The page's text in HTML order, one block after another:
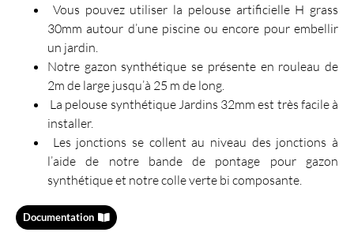
Vous pouvez utiliser la pelouse artificielle H grass
30mm autour d’une piscine ou encore pour embellir
un jardin.
Notre gazon synthétique se présente en rouleau de
2m de large jusqu’à 25 m de long.
La pelouse synthétique Jardins 32mm est très facile à
installer.
Les jonctions se collent au niveau des jonctions à
l’aide de notre bande de pontage pour gazon
synthétique et notre colle verte bi composante.
Documentation